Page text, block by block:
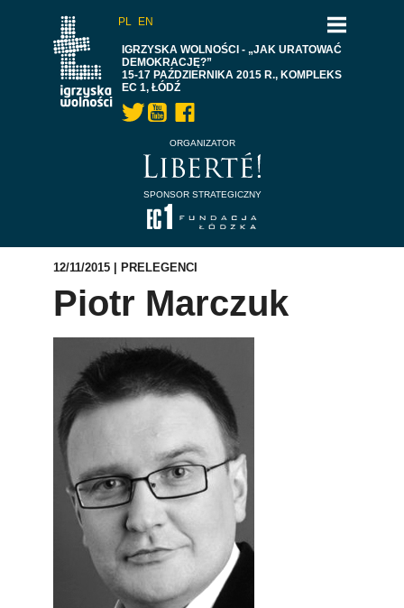
PL EN
IGRZYSKA WOLNOŚCI - „JAK URATOWAĆ
DEMOKRACJĘ?”
15-17 PAŹDZIERNIKA 2015 R., KOMPLEKS
EC 1, ŁÓDŹ
ORGANIZATOR
SPONSOR STRATEGICZNY
12/11/2015 | PRELEGENCI
Piotr Marczuk